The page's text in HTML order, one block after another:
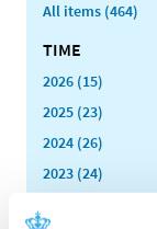
All items (464)
TIME
2026 (15)
2025 (23)
2024 (26)
2023 (24)